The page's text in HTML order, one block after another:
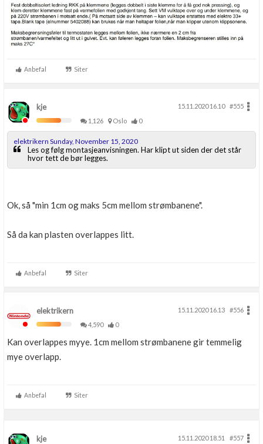
Anbefal Siter
kje 15.11.2020 16.10
#555
1,126
Oslo 0
elektrikern Sunday, November 15, 2020
Les og følg montasjeanvisningen. Har klipt ut siden der det står
hvor tett de bør legges.
Ok, så "min 1cm og maks 5cm mellom strømbanene".
Så da kan plasten overlappes litt.
Anbefal Siter
elektrikern 15.11.2020 16.13
#556
4,590
0
Kan overlappes myye. 1cm mellom strømbanene gir temmelig
mye overlapp.
Anbefal Siter
kje 15.11.2020 18.51
#557